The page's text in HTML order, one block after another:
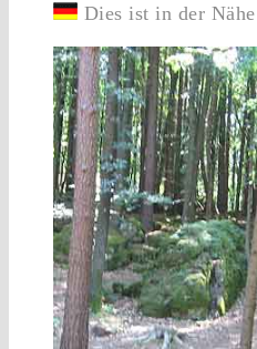
Dies ist in der